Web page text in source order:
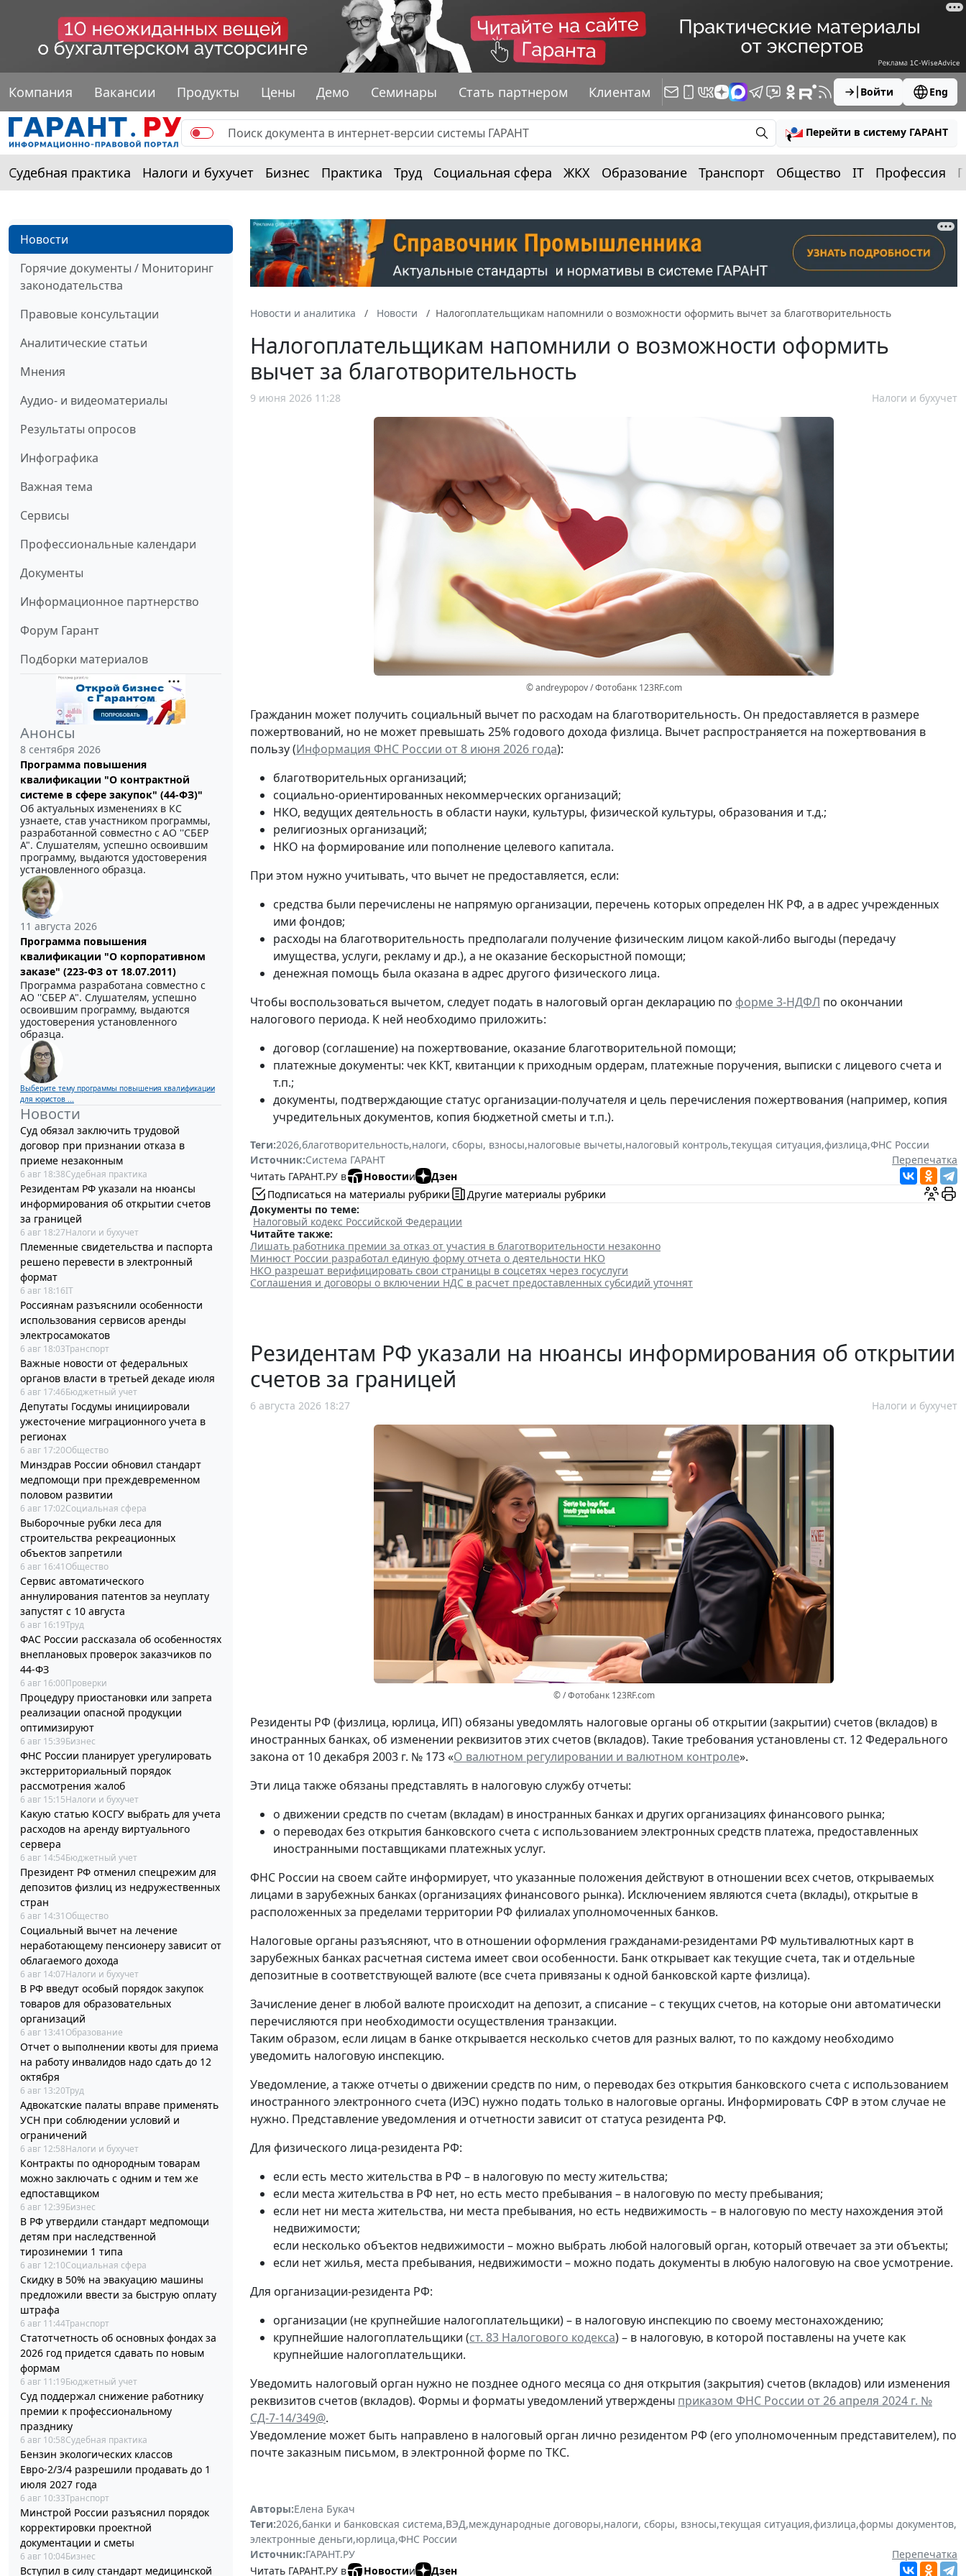
Компания Вакансии Продукты Цены Демо Семинары Стать партнером Клиентам Войти Eng
Перейти в систему ГАРАНТ
Судебная практика Налоги и бухучет Бизнес Практика Труд Социальная сфера ЖКХ Образование Транспорт Общество IT Профессия
Новости
Горячие документы / Мониторинг
законодательства
Правовые консультации
Аналитические статьи
Мнения
Аудио- и видеоматериалы
Результаты опросов
Инфографика
Важная тема
Сервисы
Профессиональные календари
Документы
Информационное партнерство
Форум Гарант
Подборки материалов
Анонсы
8 сентября 2026
Программа повышения
квалификации "О контрактной
системе в сфере закупок" (44-ФЗ)"
Об актуальных изменениях в КС
узнаете, став участником программы,
разработанной совместно с АО ''СБЕР
А". Слушателям, успешно освоившим
программу, выдаются удостоверения
установленного образца.
11 августа 2026
Программа повышения
квалификации "О корпоративном
заказе" (223-ФЗ от 18.07.2011)
Программа разработана совместно с
АО ''СБЕР А". Слушателям, успешно
освоившим программу, выдаются
удостоверения установленного
образца.
Выберите тему программы повышения квалификации
для юристов ...
Новости
Суд обязал заключить трудовой
договор при признании отказа в
приеме незаконным
6 авг 18:38Судебная практика
Резидентам РФ указали на нюансы
информирования об открытии счетов
за границей
6 авг 18:27Налоги и бухучет
Племенные свидетельства и паспорта
решено перевести в электронный
формат
6 авг 18:16IT
Россиянам разъяснили особенности
использования сервисов аренды
электросамокатов
6 авг 18:03Транспорт
Важные новости от федеральных
органов власти в третьей декаде июля
6 авг 17:46Бюджетный учет
Депутаты Госдумы инициировали
ужесточение миграционного учета в
регионах
6 авг 17:20Общество
Минздрав России обновил стандарт
медпомощи при преждевременном
половом развитии
6 авг 17:02Социальная сфера
Выборочные рубки леса для
строительства рекреационных
объектов запретили
6 авг 16:41 Общество
Сервис автоматического
аннулирования патентов за неуплату
запустят с 10 августа
6 авг 16:19Труд
ФАС России рассказала об особенностях
внеплановых проверок заказчиков по
44-ФЗ
6 авг 16:00Проверки
Процедуру приостановки или запрета
реализации опасной продукции
оптимизируют
6 авг 15:39Бизнес
ФНС России планирует урегулировать
экстерриториальный порядок
рассмотрения жалоб
6 авг 15:15Налоги и бухучет
Какую статью КОСГУ выбрать для учета
расходов на аренду виртуального
сервера
6 авг 14:54Бюджетный учет
Президент РФ отменил спецрежим для
депозитов физлиц из недружественных
стран
6 авг 14:31 Общество
Социальный вычет на лечение
неработающему пенсионеру зависит от
облагаемого дохода
6 авг 14:07Налоги и бухучет
В РФ введут особый порядок закупок
товаров для образовательных
организаций
6 авг 13:41 Образование
Отчет о выполнении квоты для приема
на работу инвалидов надо сдать до 12
октября
6 авг 13:20Труд
Адвокатские палаты вправе применять
УСН при соблюдении условий и
ограничений
6 авг 12:58Налоги и бухучет
Контракты по однородным товарам
можно заключать с одним и тем же
едпоставщиком
6 авг 12:39Бизнес
В РФ утвердили стандарт медпомощи
детям при наследственной
тирозинемии 1 типа
6 авг 12:10Социальная сфера
Скидку в 50% на эвакуацию машины
предложили ввести за быструю оплату
штрафа
6 авг 11:44Транспорт
Статотчетность об основных фондах за
2026 год придется сдавать по новым
формам
6 авг 11:19Бюджетный учет
Суд поддержал снижение работнику
премии к профессиональному
празднику
6 авг 10:58Судебная практика
Бензин экологических классов
Евро-2/3/4 разрешили продавать до 1
июля 2027 года
6 авг 10:33Транспорт
Минстрой России разъяснил порядок
корректировки проектной
документации и сметы
6 авг 10:04Бизнес
Вступил в силу стандарт медицинской
Новости и аналитика Новости Налогоплательщикам напомнили о возможности оформить вычет за благотворительность
Налогоплательщикам напомнили о возможности оформить
вычет за благотворительность
9 июня 2026 11:28 Налоги и бухучет
© andreypopov / Фотобанк 123RF.com
Гражданин может получить социальный вычет по расходам на благотворительность. Он предоставляется в размере
пожертвований, но не может превышать 25% годового дохода физлица. Вычет распространяется на пожертвования в
пользу (Информация ФНС России от 8 июня 2026 года):
благотворительных организаций;
социально-ориентированных некоммерческих организаций;
НКО, ведущих деятельность в области науки, культуры, физической культуры, образования и т.д.;
религиозных организаций;
НКО на формирование или пополнение целевого капитала.
При этом нужно учитывать, что вычет не предоставляется, если:
средства были перечислены не напрямую организации, перечень которых определен НК РФ, а в адрес учрежденных
ими фондов;
расходы на благотворительность предполагали получение физическим лицом какой-либо выгоды (передачу
имущества, услуги, рекламу и др.), а не оказание бескорыстной помощи;
денежная помощь была оказана в адрес другого физического лица.
Чтобы воспользоваться вычетом, следует подать в налоговый орган декларацию по форме 3-НДФЛ по окончании
налогового периода. К ней необходимо приложить:
договор (соглашение) на пожертвование, оказание благотворительной помощи;
платежные документы: чек ККТ, квитанции к приходным ордерам, платежные поручения, выписки с лицевого счета и
т.п.;
документы, подтверждающие статус организации-получателя и цель перечисления пожертвования (например, копия
учредительных документов, копия бюджетной сметы и т.п.).
Теги:2026,благотворительность,налоги, сборы, взносы,налоговые вычеты,налоговый контроль,текущая ситуация,физлица,ФНС России
Источник:Система ГАРАНТ
Перепечатка
Читать ГАРАНТ.РУ в
Новостии
Дзен
Подписаться на материалы рубрики
Другие материалы рубрики
Документы по теме:
Налоговый кодекс Российской Федерации
Читайте также:
Лишать работника премии за отказ от участия в благотворительности незаконно
Минюст России разработал единую форму отчета о деятельности НКО
НКО разрешат верифицировать свои страницы в соцсетях через госуслуги
Соглашения и договоры о включении НДС в расчет предоставленных субсидий уточнят
Резидентам РФ указали на нюансы информирования об открытии
счетов за границей
6 августа 2026 18:27 Налоги и бухучет
© / Фотобанк 123RF.com
Резиденты РФ (физлица, юрлица, ИП) обязаны уведомлять налоговые органы об открытии (закрытии) счетов (вкладов) в
иностранных банках, об изменении реквизитов этих счетов (вкладов). Такие требования установлены ст. 12 Федерального
закона от 10 декабря 2003 г. № 173 «О валютном регулировании и валютном контроле».
Эти лица также обязаны представлять в налоговую службу отчеты:
о движении средств по счетам (вкладам) в иностранных банках и других организациях финансового рынка;
о переводах без открытия банковского счета с использованием электронных средств платежа, предоставленных
иностранными поставщиками платежных услуг.
ФНС России на своем сайте информирует, что указанные положения действуют в отношении всех счетов, открываемых
лицами в зарубежных банках (организациях финансового рынка). Исключением являются счета (вклады), открытые в
расположенных за пределами территории РФ филиалах уполномоченных банков.
Налоговые органы разъясняют, что в отношении оформления гражданами-резидентами РФ мультивалютных карт в
зарубежных банках расчетная система имеет свои особенности. Банк открывает как текущие счета, так и отдельные
депозитные в соответствующей валюте (все счета привязаны к одной банковской карте физлица).
Зачисление денег в любой валюте происходит на депозит, а списание – с текущих счетов, на которые они автоматически
перечисляются при необходимости осуществления транзакции.
Таким образом, если лицам в банке открывается несколько счетов для разных валют, то по каждому необходимо
уведомить налоговую инспекцию.
Уведомление, а также отчеты о движении средств по ним, о переводах без открытия банковского счета с использованием
иностранного электронного счета (ИЭС) нужно подать только в налоговые органы. Информировать СФР в этом случае не
нужно. Представление уведомления и отчетности зависит от статуса резидента РФ.
Для физического лица-резидента РФ:
если есть место жительства в РФ – в налоговую по месту жительства;
если места жительства в РФ нет, но есть место пребывания – в налоговую по месту пребывания;
если нет ни места жительства, ни места пребывания, но есть недвижимость – в налоговую по месту нахождения этой
недвижимости;
если несколько объектов недвижимости – можно выбрать любой налоговый орган, который отвечает за эти объекты;
если нет жилья, места пребывания, недвижимости – можно подать документы в любую налоговую на свое усмотрение.
Для организации-резидента РФ:
организации (не крупнейшие налогоплательщики) – в налоговую инспекцию по своему местонахождению;
крупнейшие налогоплательщики (ст. 83 Налогового кодекса) – в налоговую, в которой поставлены на учете как
крупнейшие налогоплательщики.
Уведомить налоговый орган нужно не позднее одного месяца со дня открытия (закрытия) счетов (вкладов) или изменения
реквизитов счетов (вкладов). Формы и форматы уведомлений утверждены приказом ФНС России от 26 апреля 2024 г. №
СД-7-14/349@.
Уведомление может быть направлено в налоговый орган лично резидентом РФ (его уполномоченным представителем), по
почте заказным письмом, в электронной форме по ТКС.
Авторы:Елена Букач
Теги:2026,банки и банковская система,ВЭД,международные договоры,налоги, сборы, взносы,текущая ситуация,физлица,формы документов,
электронные деньги,юрлица,ФНС России
Источник:ГАРАНТ.РУ
Перепечатка
Читать ГАРАНТ.РУ в
Новостии Дзен